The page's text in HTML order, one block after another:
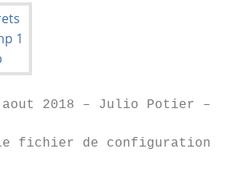
aout 2018 – Julio Potier –
fichier de configuration